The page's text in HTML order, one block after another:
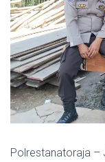
Polrestanatoraja –